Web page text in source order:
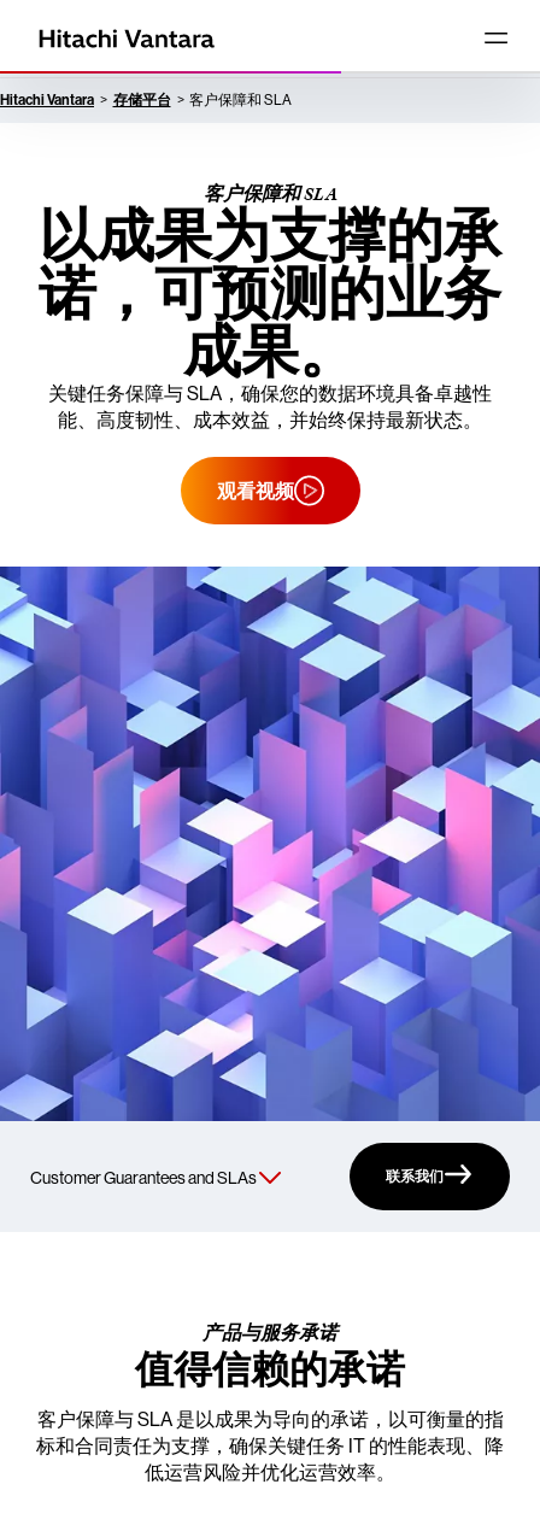
Hitachi Vantara 存储平台 客户保障和 SLA
客户保障和 SLA
以成果为支撑的承
诺，可预测的业务
成果。
关键任务保障与 SLA，确保您的数据环境具备卓越性
能、高度韧性、成本效益，并始终保持最新状态。
观看视频
联系我们
产品与服务承诺
值得信赖的承诺
客户保障与 SLA 是以成果为导向的承诺，以可衡量的指
标和合同责任为支撑，确保关键任务 IT 的性能表现、降
低运营风险并优化运营效率。